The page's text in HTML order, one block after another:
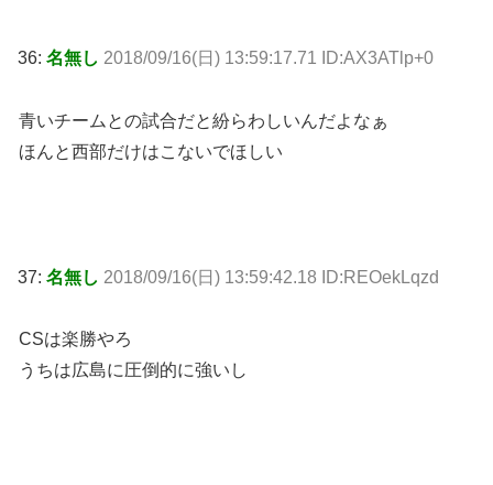
36: 名無し 2018/09/16(日) 13:59:17.71 ID:AX3ATlp+0
青いチームとの試合だと紛らわしいんだよなぁ
ほんと西部だけはこないでほしい
37: 名無し 2018/09/16(日) 13:59:42.18 ID:REOekLqzd
CSは楽勝やろ
うちは広島に圧倒的に強いし